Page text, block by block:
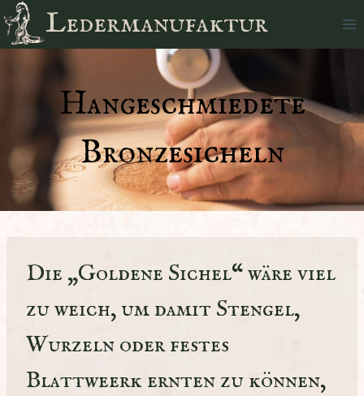
Zum
Inhalt
springen
Ledermanufaktur
Hangeschmiedete
Bronzesicheln
Die „Goldene Sichel“ wäre viel
zu weich, um damit Stengel,
Wurzeln oder festes
Blattweerk ernten zu können,